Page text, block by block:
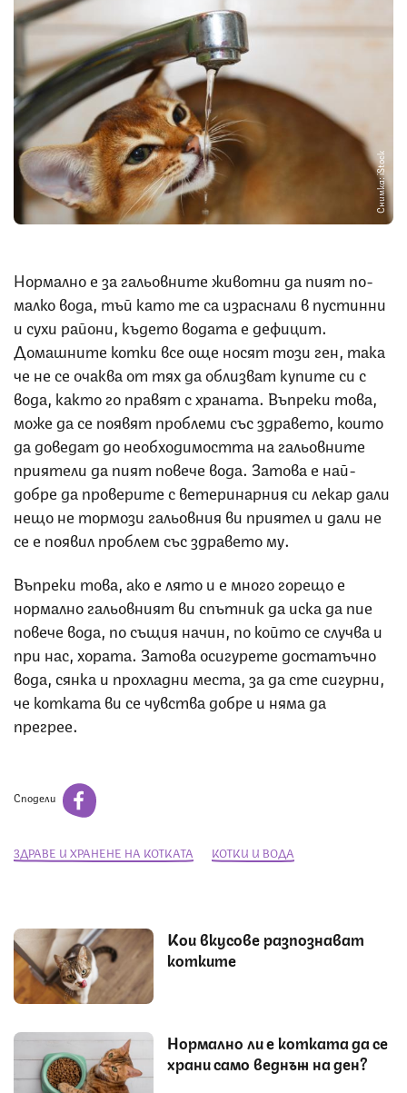
Снимка: iStock
Нормално е за гальовните животни да пият по-
малко вода, тъй като те са израснали в пустинни
и сухи райони, където водата е дефицит.
Домашните котки все още носят този ген, така
че не се очаква от тях да облизват купите си с
вода, както го правят с храната. Въпреки това,
може да се появят проблеми със здравето, които
да доведат до необходимостта на гальовните
приятели да пият повече вода. Затова е най-
добре да проверите с ветеринарния си лекар дали
нещо не тормози гальовния ви приятел и дали не
се е появил проблем със здравето му.
Въпреки това, ако е лято и е много горещо е
нормално гальовният ви спътник да иска да пие
повече вода, по същия начин, по който се случва и
при нас, хората. Затова осигурете достатъчно
вода, сянка и прохладни места, за да сте сигурни,
че котката ви се чувства добре и няма да
прегрее.
Сподели
ЗДРАВЕ И ХРАНЕНЕ НА КОТКАТА КОТКИ И ВОДА
Кои вкусове разпознават
котките
Нормално ли е котката да се
храни само веднъж на ден?